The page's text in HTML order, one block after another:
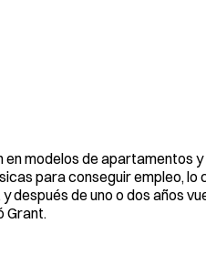
modelos de apartamentos
para conseguir empleo,
después de uno o dos años
Grant.